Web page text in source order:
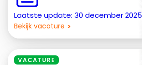
Laatste update: 30 december 2025
Bekijk vacature
VACATURE